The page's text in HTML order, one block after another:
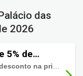
das
2026
5% de
com